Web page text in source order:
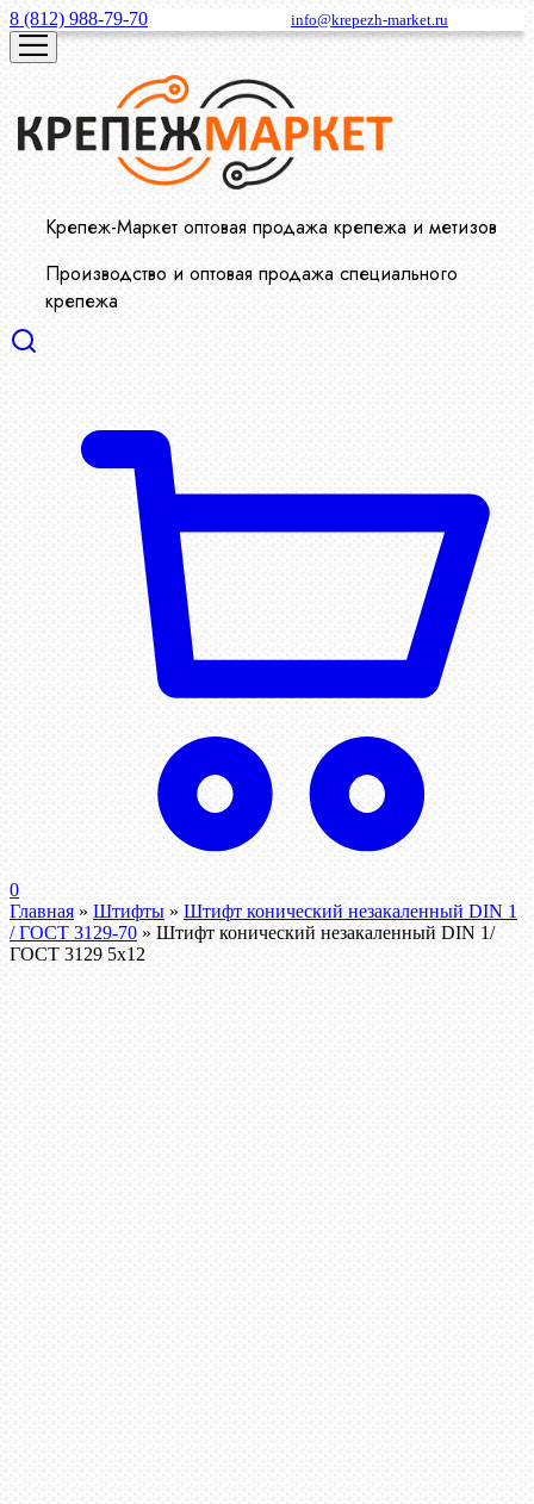
8 (812) 988-79-70 info@krepezh-market.ru
Крепеж-Маркет оптовая продажа крепежа и метизов
Производство и оптовая продажа специального
крепежа
0
Главная » Штифты » Штифт конический незакаленный DIN 1
/ ГОСТ 3129-70 » Штифт конический незакаленный DIN 1/
ГОСТ 3129 5х12